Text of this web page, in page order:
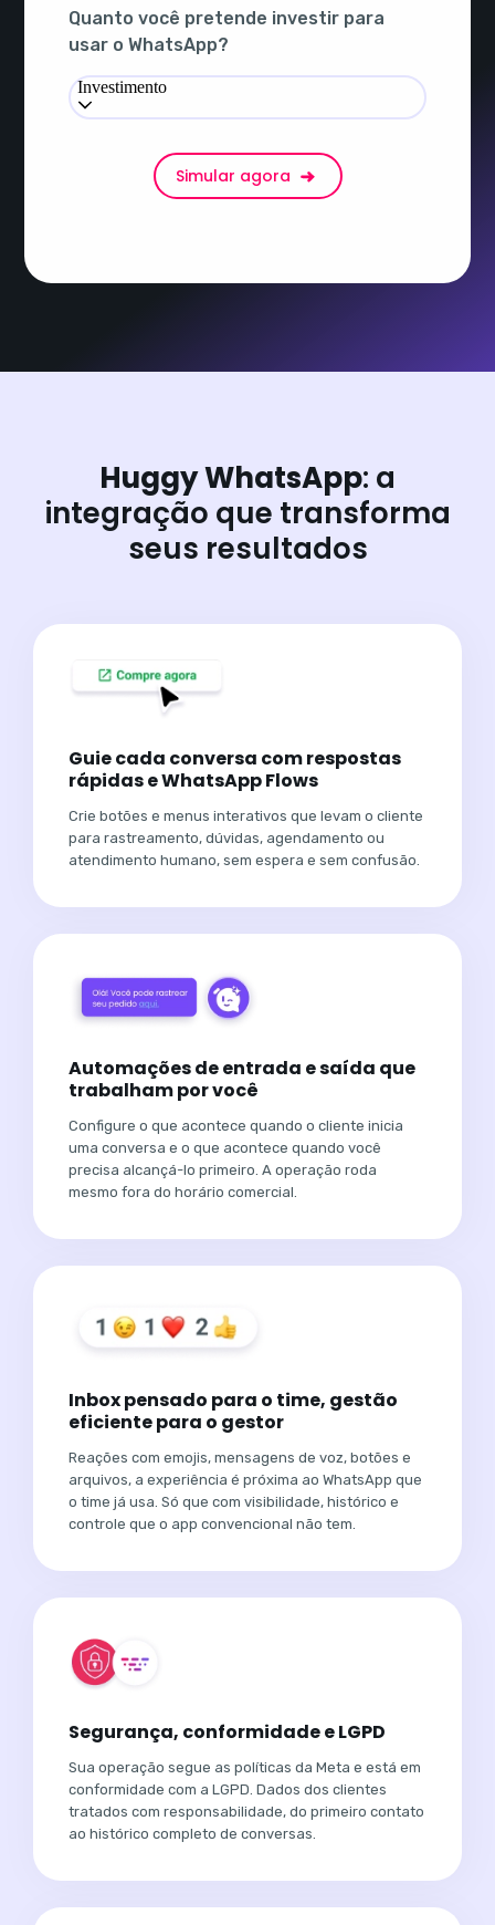
Quanto você pretende investir para
usar o WhatsApp?
Investimento
Simular agora
Huggy WhatsApp: a
integração que transforma
seus resultados
Guie cada conversa com respostas
rápidas e WhatsApp Flows
Crie botões e menus interativos que levam o cliente
para rastreamento, dúvidas, agendamento ou
atendimento humano, sem espera e sem confusão.
Automações de entrada e saída que
trabalham por você
Configure o que acontece quando o cliente inicia
uma conversa e o que acontece quando você
precisa alcançá-lo primeiro. A operação roda
mesmo fora do horário comercial.
Inbox pensado para o time, gestão
eficiente para o gestor
Reações com emojis, mensagens de voz, botões e
arquivos, a experiência é próxima ao WhatsApp que
o time já usa. Só que com visibilidade, histórico e
controle que o app convencional não tem.
Segurança, conformidade e LGPD
Sua operação segue as políticas da Meta e está em
conformidade com a LGPD. Dados dos clientes
tratados com responsabilidade, do primeiro contato
ao histórico completo de conversas.